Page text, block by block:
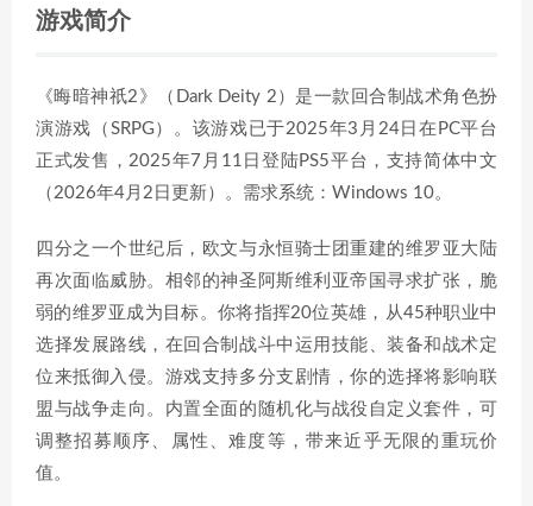
游戏简介
《晦暗神祇2》（Dark Deity 2）是一款回合制战术角色扮
演游戏（SRPG）。该游戏已于2025年3月24日在PC平台
正式发售，2025年7月11日登陆PS5平台，支持简体中文
（2026年4月2日更新）。需求系统：Windows 10。
四分之一个世纪后，欧文与永恒骑士团重建的维罗亚大陆
再次面临威胁。相邻的神圣阿斯维利亚帝国寻求扩张，脆
弱的维罗亚成为目标。你将指挥20位英雄，从45种职业中
选择发展路线，在回合制战斗中运用技能、装备和战术定
位来抵御入侵。游戏支持多分支剧情，你的选择将影响联
盟与战争走向。内置全面的随机化与战役自定义套件，可
调整招募顺序、属性、难度等，带来近乎无限的重玩价
值。